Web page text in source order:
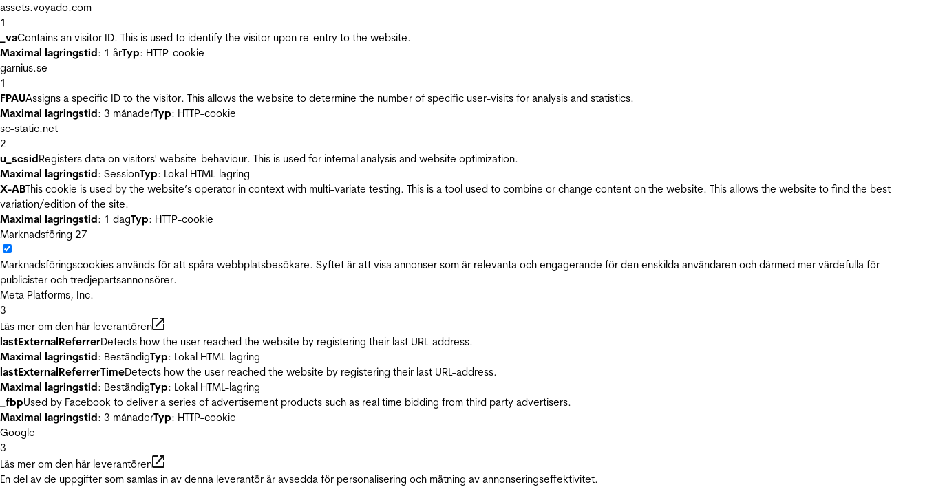
assets.voyado.com
1
_vaContains an visitor ID. This is used to identify the visitor upon re-entry to the website.
Maximal lagringstid: 1 årTyp: HTTP-cookie
garnius.se
1
FPAUAssigns a specific ID to the visitor. This allows the website to determine the number of specific user-visits for analysis and statistics.
Maximal lagringstid: 3 månaderTyp: HTTP-cookie
sc-static.net
2
u_scsidRegisters data on visitors' website-behaviour. This is used for internal analysis and website optimization.
Maximal lagringstid: SessionTyp: Lokal HTML-lagring
X-ABThis cookie is used by the website’s operator in context with multi-variate testing. This is a tool used to combine or change content on the website. This allows the website to find the best
variation/edition of the site.
Maximal lagringstid: 1 dagTyp: HTTP-cookie
Marknadsföring 27
Marknadsföringscookies används för att spåra webbplatsbesökare. Syftet är att visa annonser som är relevanta och engagerande för den enskilda användaren och därmed mer värdefulla för
publicister och tredjepartsannonsörer.
Meta Platforms, Inc.
3
Läs mer om den här leverantören
lastExternalReferrerDetects how the user reached the website by registering their last URL-address.
Maximal lagringstid: BeständigTyp: Lokal HTML-lagring
lastExternalReferrerTimeDetects how the user reached the website by registering their last URL-address.
Maximal lagringstid: BeständigTyp: Lokal HTML-lagring
_fbpUsed by Facebook to deliver a series of advertisement products such as real time bidding from third party advertisers.
Maximal lagringstid: 3 månaderTyp: HTTP-cookie
Google
3
Läs mer om den här leverantören
En del av de uppgifter som samlas in av denna leverantör är avsedda för personalisering och mätning av annonseringseffektivitet.